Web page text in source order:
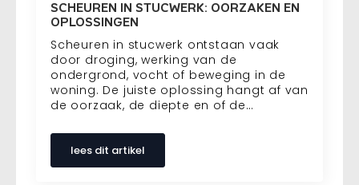
SCHEUREN IN STUCWERK: OORZAKEN EN
OPLOSSINGEN
Scheuren in stucwerk ontstaan vaak
door droging, werking van de
ondergrond, vocht of beweging in de
woning. De juiste oplossing hangt af van
de oorzaak, de diepte en of de…
lees dit artikel